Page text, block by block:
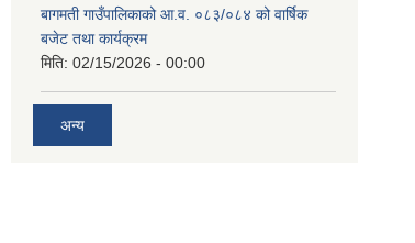
बागमती गाउँपालिकाको आ.व. ०८३/०८४ को वार्षिक
बजेट तथा कार्यक्रम
मिति: 02/15/2026 - 00:00
अन्य